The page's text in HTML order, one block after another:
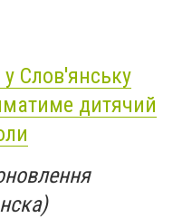
Слов'янську
дитячий